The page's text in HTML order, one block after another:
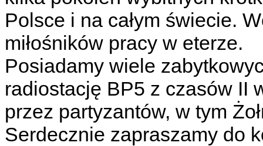
Polsce i na całym świecie.
miłośników pracy w eterze.
Posiadamy wiele
radiostację BP5 z czasów II
przez partyzantów, w tym
Serdecznie zapraszamy do